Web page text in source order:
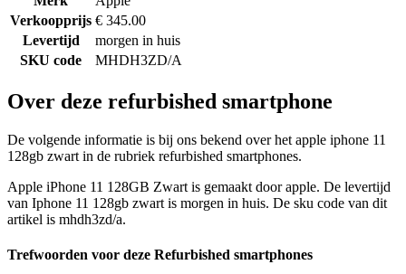
Verkoopprijs € 345.00
Levertijd
morgen in huis
SKU code
MHDH3ZD/A
Over deze refurbished smartphone
De volgende informatie is bij ons bekend over het apple iphone 11
128gb zwart in de rubriek refurbished smartphones.
Apple iPhone 11 128GB Zwart is gemaakt door apple. De levertijd
van Iphone 11 128gb zwart is morgen in huis. De sku code van dit
artikel is mhdh3zd/a.
Trefwoorden voor deze Refurbished smartphones